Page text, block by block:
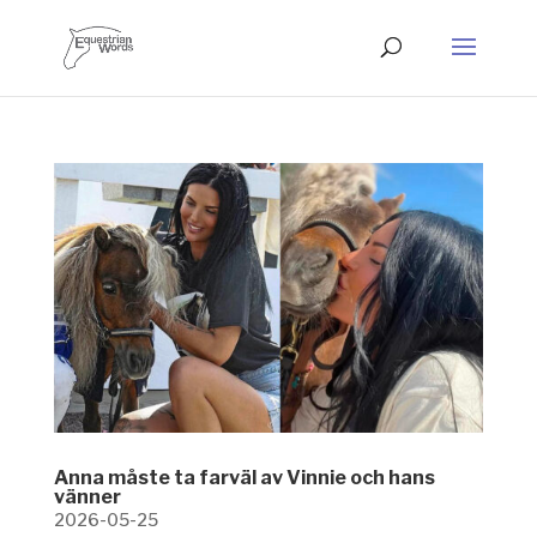
Anna måste ta farväl av Vinnie och hans
vänner
2026-05-25